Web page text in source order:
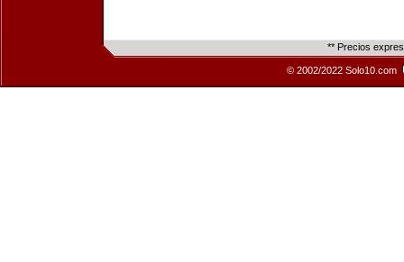
** Precios
© 2002/2022 Solo10.com